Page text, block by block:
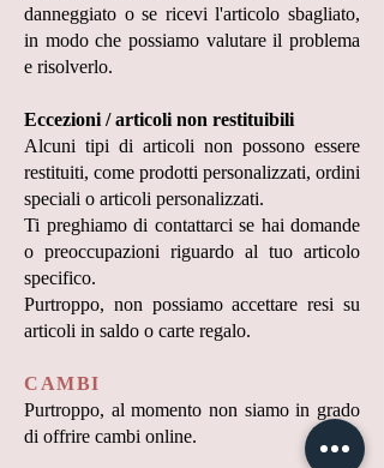
danneggiato o se ricevi l'articolo sbagliato,
in modo che possiamo valutare il problema
e risolverlo.
Eccezioni / articoli non restituibili
Alcuni tipi di articoli non possono essere
restituiti, come prodotti personalizzati, ordini
speciali o articoli personalizzati.
Ti preghiamo di contattarci se hai domande
o preoccupazioni riguardo al tuo articolo
specifico.
Purtroppo, non possiamo accettare resi su
articoli in saldo o carte regalo.
CAMBI
Purtroppo, al momento non siamo in grado
di offrire cambi online.